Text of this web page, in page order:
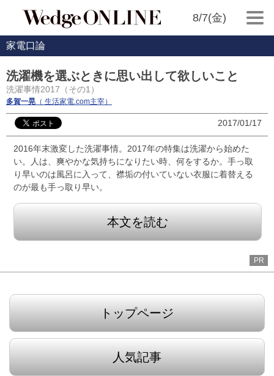
8/7(金)
家電口論
洗濯機を選ぶときに思い出して欲しいこと
洗濯事情2017（その1）
多賀一晃 （ 生活家電.com主宰）
2017/01/17
2016年末激変した洗濯事情。2017年の特集は洗濯から始めた
い。人は、爽やかな気持ちになりたい時、何をするか。手っ取
り早いのは風呂に入って、襟垢の付いていない衣服に着替える
のが最も手っ取り早い。
本文を読む
PR
トップページ
人気記事